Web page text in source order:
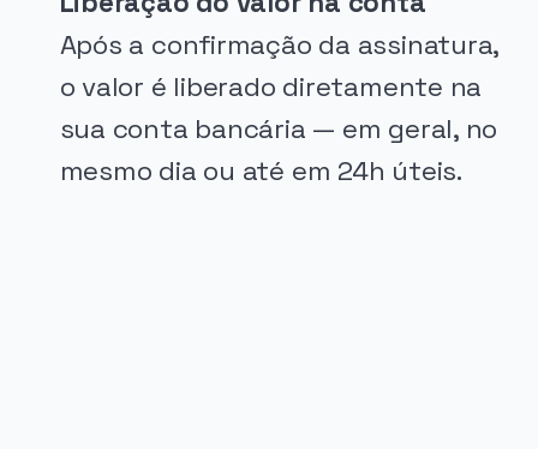
Após a confirmação da assinatura,
o valor é liberado diretamente na
sua conta bancária — em geral, no
mesmo dia ou até em 24h úteis.